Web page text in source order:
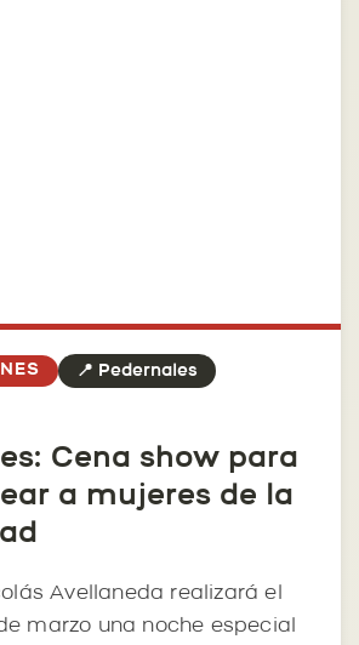
📍 Pedernales
Cena show para
a mujeres de la
Avellaneda realizará el
marzo una noche especial